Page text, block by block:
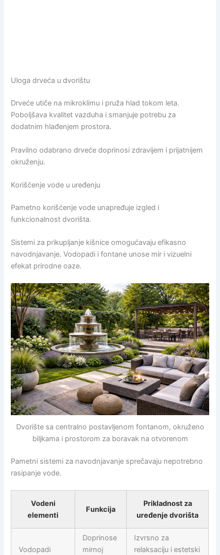
Uloga drveća u dvorištu
Drveće utiče na mikroklimu i pruža hlad tokom leta.
Poboljšava kvalitet vazduha i smanjuje potrebu za
dodatnim hlađenjem prostora.
Pravilno odabrano drveće doprinosi zdravijem i prijatnijem
okruženju.
Korišćenje vode u uređenju
Pametno korišćenje vode unapređuje izgled i
funkcionalnost dvorišta.
Sistemi za prikupljanje kišnice omogućavaju efikasno
navodnjavanje. Vodopadi i fontane unose mir i vizuelni
efekat prirodne oaze.
Dvorište sa centralno postavljenom fontanom, okruženo
biljkama i prostorom za boravak na otvorenom
Pametni sistemi za navodnjavanje sprečavaju nepotrebno
rasipanje vode.
Vodeni
elementi
Funkcija
Prikladnost za
uređenje dvorišta
Vodopadi
Doprinose
mirnoj
Izvrsno za
relaksaciju i estetski